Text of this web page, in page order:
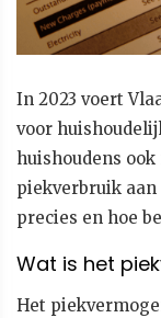
In 2023 voert
voor
huishoudens
piekverbruik
precies en hoe
Wat is het
Het